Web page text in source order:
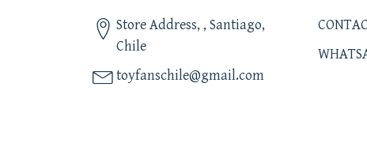
Store Address, , Santiago,
Chile
toyfanschile@gmail.com